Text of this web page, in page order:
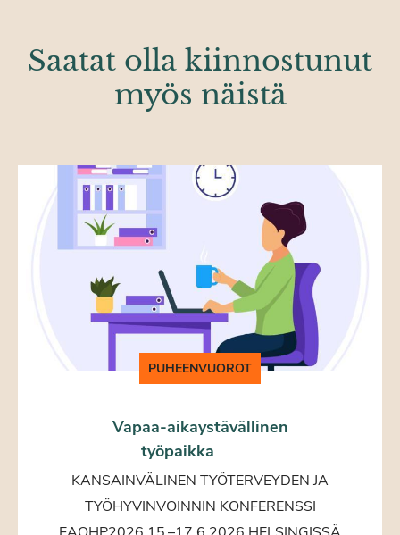
Saatat olla kiinnostunut
myös näistä
PUHEENVUOROT
Vapaa-aikaystävällinen
työpaikka
KANSAINVÄLINEN TYÖTERVEYDEN JA
TYÖHYVINVOINNIN KONFERENSSI